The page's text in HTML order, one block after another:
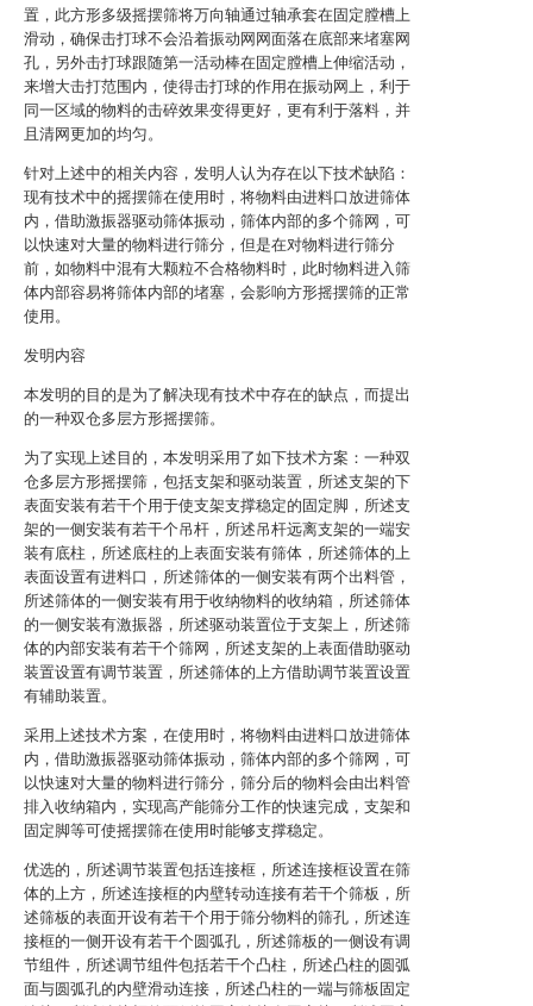
置，此方形多级摇摆筛将万向轴通过轴承套在固定膛槽上
滑动，确保击打球不会沿着振动网网面落在底部来堵塞网
孔，另外击打球跟随第一活动棒在固定膛槽上伸缩活动，
来增大击打范围内，使得击打球的作用在振动网上，利于
同一区域的物料的击碎效果变得更好，更有利于落料，并
且清网更加的均匀。
针对上述中的相关内容，发明人认为存在以下技术缺陷：
现有技术中的摇摆筛在使用时，将物料由进料口放进筛体
内，借助激振器驱动筛体振动，筛体内部的多个筛网，可
以快速对大量的物料进行筛分，但是在对物料进行筛分
前，如物料中混有大颗粒不合格物料时，此时物料进入筛
体内部容易将筛体内部的堵塞，会影响方形摇摆筛的正常
使用。
发明内容
本发明的目的是为了解决现有技术中存在的缺点，而提出
的一种双仓多层方形摇摆筛。
为了实现上述目的，本发明采用了如下技术方案：一种双
仓多层方形摇摆筛，包括支架和驱动装置，所述支架的下
表面安装有若干个用于使支架支撑稳定的固定脚，所述支
架的一侧安装有若干个吊杆，所述吊杆远离支架的一端安
装有底柱，所述底柱的上表面安装有筛体，所述筛体的上
表面设置有进料口，所述筛体的一侧安装有两个出料管，
所述筛体的一侧安装有用于收纳物料的收纳箱，所述筛体
的一侧安装有激振器，所述驱动装置位于支架上，所述筛
体的内部安装有若干个筛网，所述支架的上表面借助驱动
装置设置有调节装置，所述筛体的上方借助调节装置设置
有辅助装置。
采用上述技术方案，在使用时，将物料由进料口放进筛体
内，借助激振器驱动筛体振动，筛体内部的多个筛网，可
以快速对大量的物料进行筛分，筛分后的物料会由出料管
排入收纳箱内，实现高产能筛分工作的快速完成，支架和
固定脚等可使摇摆筛在使用时能够支撑稳定。
优选的，所述调节装置包括连接框，所述连接框设置在筛
体的上方，所述连接框的内壁转动连接有若干个筛板，所
述筛板的表面开设有若干个用于筛分物料的筛孔，所述连
接框的一侧开设有若干个圆弧孔，所述筛板的一侧设有调
节组件，所述调节组件包括若干个凸柱，所述凸柱的圆弧
面与圆弧孔的内壁滑动连接，所述凸柱的一端与筛板固定